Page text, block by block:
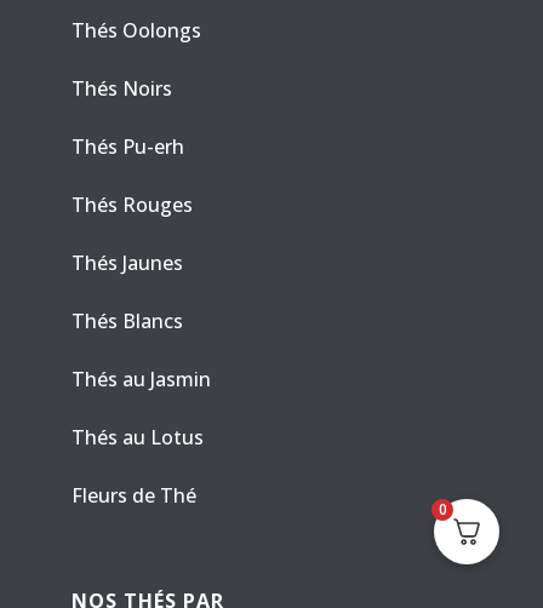
Thés Oolongs
Thés Noirs
Thés Pu-erh
Thés Rouges
Thés Jaunes
Thés Blancs
Thés au Jasmin
Thés au Lotus
Fleurs de Thé
NOS THÉS PAR
0